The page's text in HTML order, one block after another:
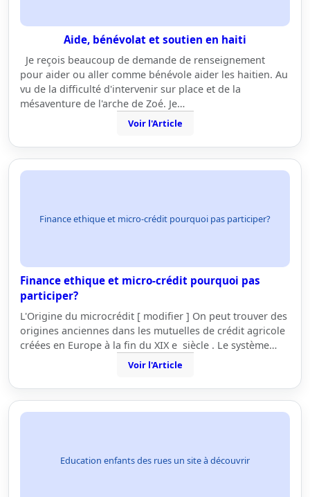
Aide, bénévolat et soutien en haiti
Je reçois beaucoup de demande de renseignement
pour aider ou aller comme bénévole aider les haitien. Au
vu de la difficulté d'intervenir sur place et de la
mésaventure de l'arche de Zoé. Je…
Voir l'Article
Finance ethique et micro-crédit pourquoi pas participer?
Finance ethique et micro-crédit pourquoi pas
participer?
L'Origine du microcrédit [ modifier ] On peut trouver des
origines anciennes dans les mutuelles de crédit agricole
créées en Europe à la fin du XIX e siècle . Le système…
Voir l'Article
Education enfants des rues un site à découvrir